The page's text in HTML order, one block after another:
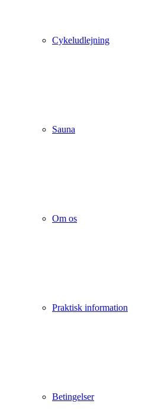
Cykeludlejning
Sauna
Om os
Praktisk information
Betingelser